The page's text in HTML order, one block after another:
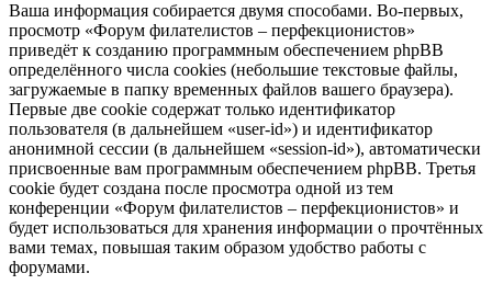
Ваша информация собирается двумя способами. Во-первых,
просмотр «Форум филателистов – перфекционистов»
приведёт к созданию программным обеспечением phpBB
определённого числа cookies (небольшие текстовые файлы,
загружаемые в папку временных файлов вашего браузера).
Первые две cookie содержат только идентификатор
пользователя (в дальнейшем «user-id») и идентификатор
анонимной сессии (в дальнейшем «session-id»), автоматически
присвоенные вам программным обеспечением phpBB. Третья
cookie будет создана после просмотра одной из тем
конференции «Форум филателистов – перфекционистов» и
будет использоваться для хранения информации о прочтённых
вами темах, повышая таким образом удобство работы с
форумами.